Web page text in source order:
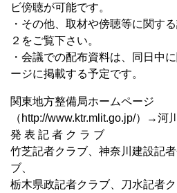
ビ傍聴が可能です。
・その他、取材や傍聴等に関す
２をご覧下さい。
・会議での配布資料は、同日中
ージに掲載する予定です。
関東地方整備局ホームページ
（http://www.ktr.mlit.go.jp/）→
発 表 記 者 ク ラ ブ
竹芝記者クラブ、神奈川建設記
ブ、
栃木県政記者クラブ、刀水記者